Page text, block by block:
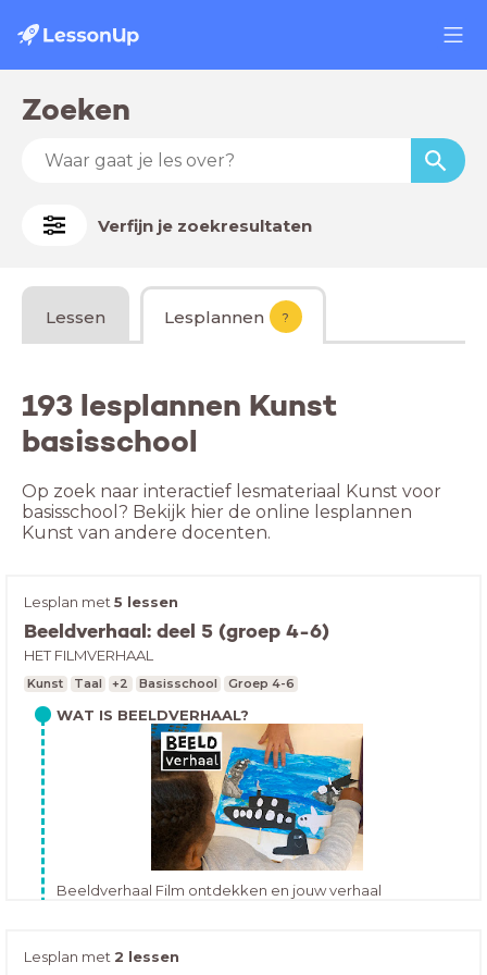
Zoeken
Verfijn je zoekresultaten
Lessen Lesplannen ?
193 lesplannen Kunst
basisschool
Op zoek naar interactief lesmateriaal Kunst voor
basisschool? Bekijk hier de online lesplannen
Kunst van andere docenten.
Lesplan met 5 lessen
Beeldverhaal: deel 5 (groep 4-6)
HET FILMVERHAAL
Kunst Taal +2 Basisschool Groep 4-6
WAT IS BEELDVERHAAL?
Beeldverhaal Film ontdekken en jouw verhaal
kerndoeldekkend voor taal. Beeldverhaal laat kinderen
Overzicht lessen FILMVERHAAL:Het verhaal in een film of
Lesplan met 2 lessen